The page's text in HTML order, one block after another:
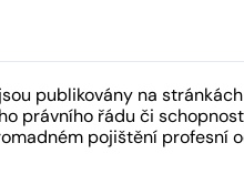
publikovány na
právního řádu či
pojištění